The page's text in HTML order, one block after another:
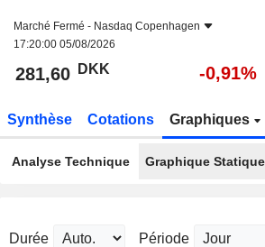
Marché Fermé - Nasdaq Copenhagen
17:20:00 05/08/2026
281,60 DKK -0,91%
Synthèse Cotations Graphiques
Analyse Technique Graphique Statique
Durée Période